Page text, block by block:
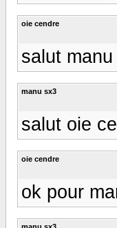
oie cendre
salut
manu sx3
salut oie
oie cendre
ok pour